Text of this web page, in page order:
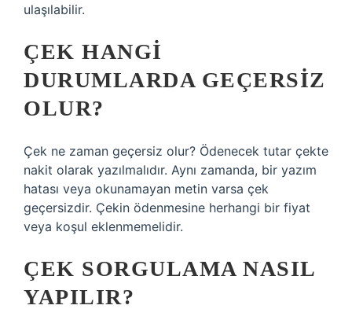
ulaşılabilir.
ÇEK HANGI
DURUMLARDA GEÇERSIZ
OLUR?
Çek ne zaman geçersiz olur? Ödenecek tutar çekte
nakit olarak yazılmalıdır. Aynı zamanda, bir yazım
hatası veya okunamayan metin varsa çek
geçersizdir. Çekin ödenmesine herhangi bir fiyat
veya koşul eklenmemelidir.
ÇEK SORGULAMA NASIL
YAPILIR?